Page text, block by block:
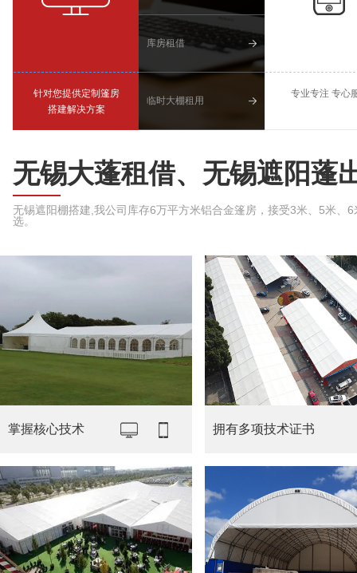
针对您提供定制篷房
搭建解决方案
库房租借
临时大棚租用
专业专注 专心
无锡大蓬租借、无锡遮阳蓬
无锡遮阳棚搭建,我公司库存6万平方米铝合金篷房，接受3米、5米
选。
掌握核心技术 拥有多项技术证书